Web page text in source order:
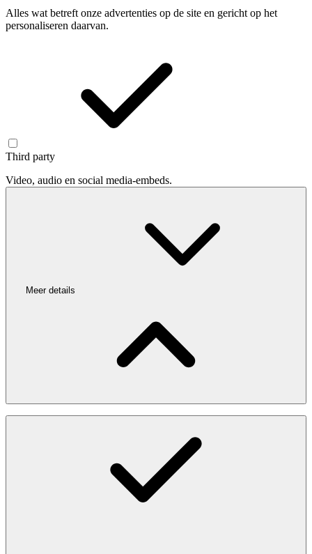
Alles wat betreft onze advertenties op de site en gericht op het
personaliseren daarvan.
Third party
Video, audio en social media-embeds.
Meer details